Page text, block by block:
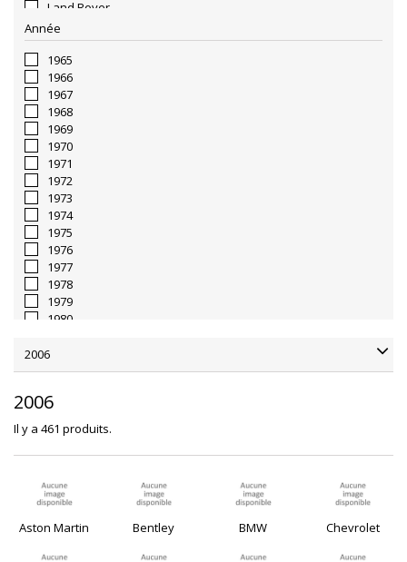
Land Rover
Discovery 3
Range Rover L322
Lotus
Exige
Rolls Royce
Phantom VII
Année
1965
1966
1967
1968
1969
1970
1971
1972
1973
1974
1975
1976
1977
1978
1979
1980
1982
1983
1985
1986
1987
1988
1990
1991
1992
2006
2006
Il y a 461 produits.
Aston Martin Bentley BMW Chevrolet